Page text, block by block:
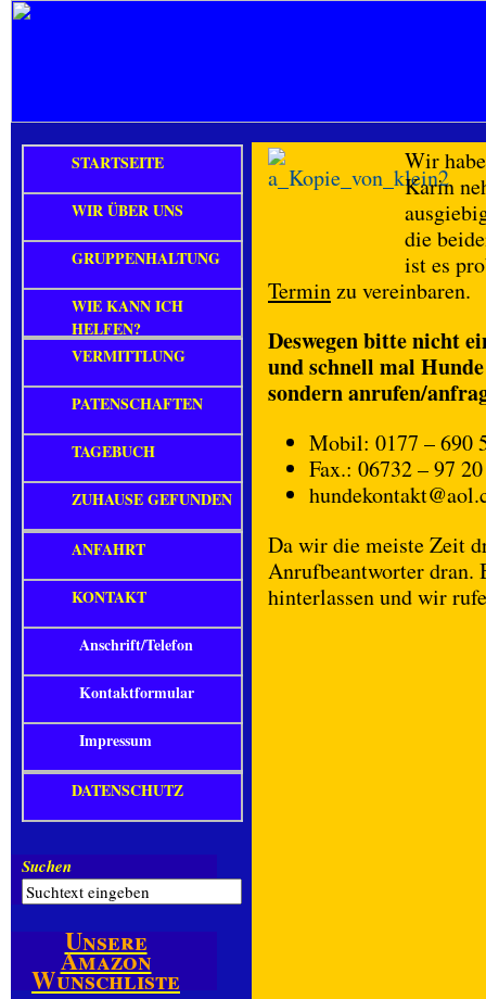
Wir
Karin
die
ist es
Terminzu vereinbaren.
Deswegen bitte nicht
und schnell mal
sondern anrufen/
Mobil: 0177 – 690
Fax.: 06732 – 97
Da wir die meiste Zeit
Anrufbeantworter dran.
hinterlassen und wir
STARTSEITE
WIR ÜBER UNS
GRUPPENHALTUNG
WIE KANN ICH
HELFEN?
VERMITTLUNG
PATENSCHAFTEN
TAGEBUCH
ZUHAUSE GEFUNDEN
ANFAHRT
KONTAKT
Anschrift/Telefon
Kontaktformular
Impressum
DATENSCHUTZ
Suchen
Unsere
Amazon
Wunschliste